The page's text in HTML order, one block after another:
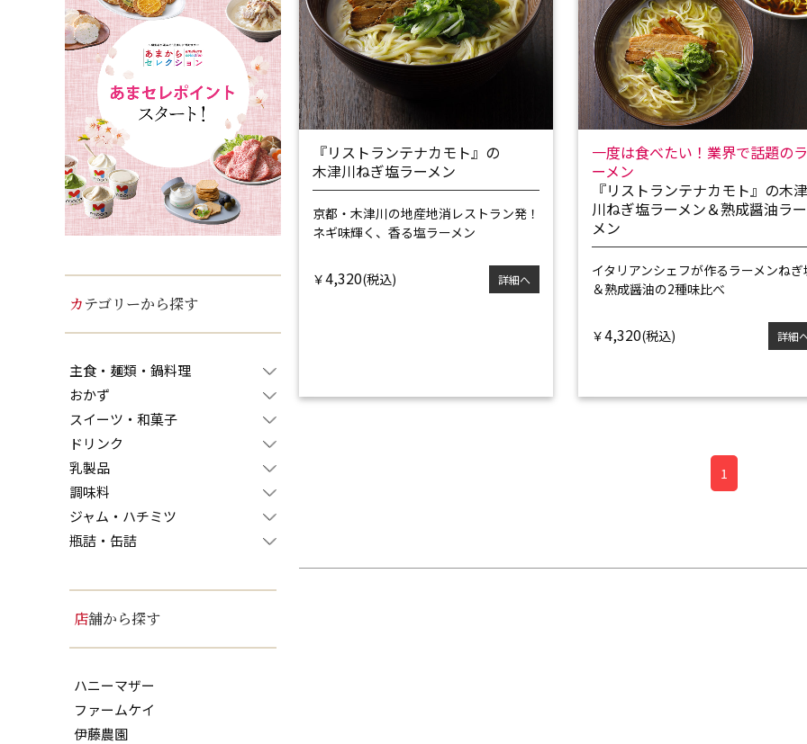
カテゴリーから探す
主食・麺類・鍋料理
おかず
スイーツ・和菓子
ドリンク
乳製品
調味料
ジャム・ハチミツ
瓶詰・缶詰
店舗から探す
ハニーマザー
ファームケイ
伊藤農園
『リストランテナカモト』の
木津川ねぎ塩ラーメン
京都・木津川の地産地消レストラン発！
ネギ味輝く、香る塩ラーメン
￥4,320 詳細へ
一度は食べたい！業界で話題の
ーメン
『リストランテナカモト』の木
川ねぎ塩ラーメン＆熟成醤油ラー
メン
イタリアンシェフが作るラーメンねぎ
＆熟成醤油の2種味比べ
￥4,320 詳細
1